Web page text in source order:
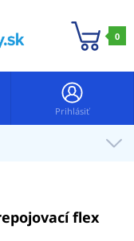
0
Prihlásiť
flex